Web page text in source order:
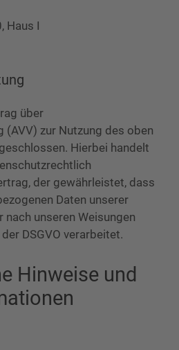
Haus I
über
zur Nutzung des oben
Hierbei handelt
der gewährleistet, dass
Daten unserer
unseren Weisungen
DSGVO verarbeitet.
Hinweise und